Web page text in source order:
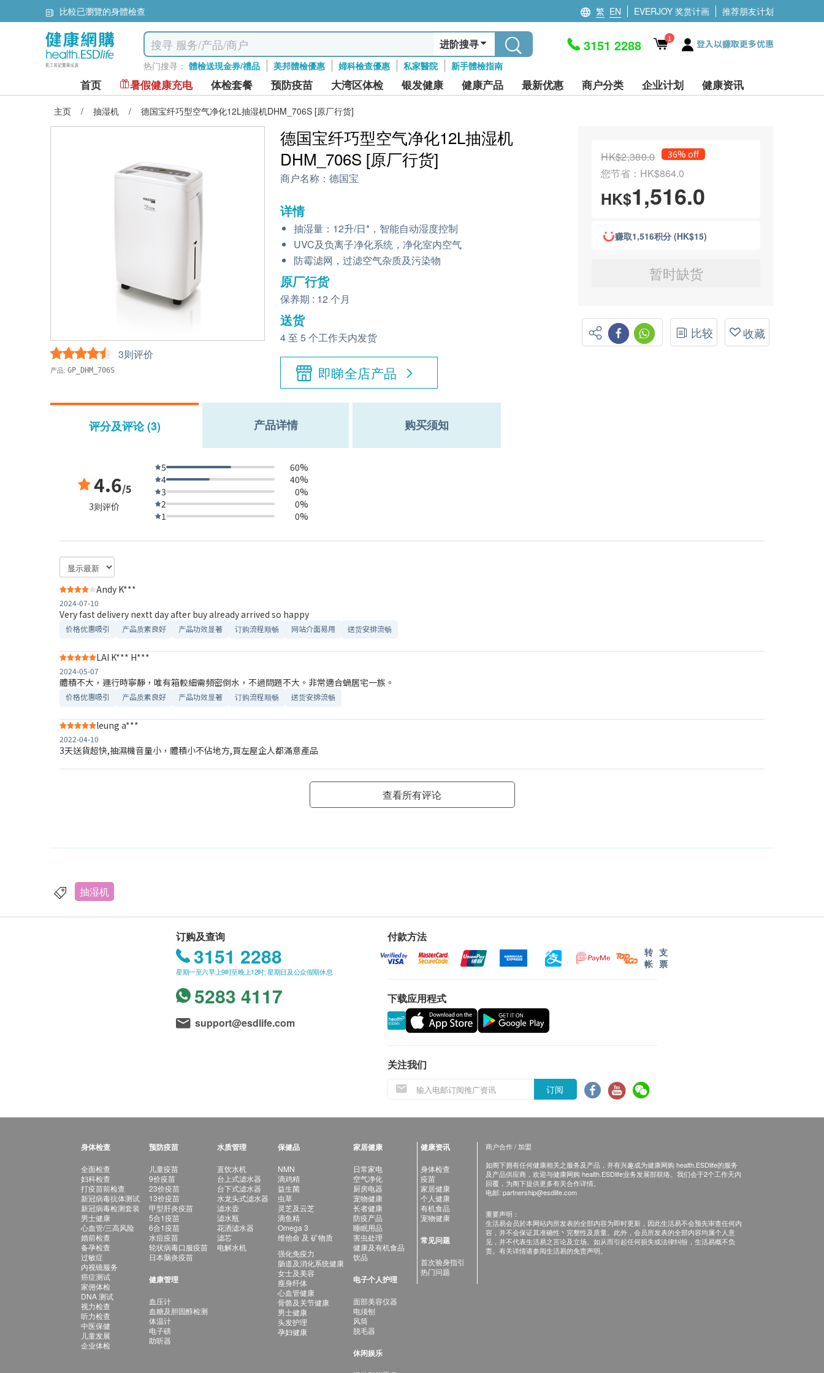
比較已瀏覽的身體檢查 繁 EN EVERJOY 奖赏计画 推荐朋友计划
进阶搜寻
热门搜寻： 體檢送現金券/禮品 美邦體檢優惠 婦科檢查優惠 私家醫院 新手體檢指南
3151 2288 1 登入以赚取更多优惠
首页 暑假健康充电 体检套餐 预防疫苗 大湾区体检 银发健康 健康产品 最新优惠 商户分类 企业计划 健康资讯
主页 / 抽湿机 / 德国宝纤巧型空气净化12L抽湿机DHM_706S [原厂行货]
3则评价
产品: GP_DHM_706S
德国宝纤巧型空气净化12L抽湿机
DHM_706S [原厂行货]
商户名称： 德国宝
详情
抽湿量：12升/日*，智能自动湿度控制
UVC及负离子净化系统，净化室内空气
防霉滤网，过滤空气杂质及污染物
原厂行货
保养期 : 12 个月
送货
4 至 5 个工作天内发货
即睇全店产品
HK$2,380.0 36% off
您节省：HK$864.0
HK$1,516.0
赚取1,516积分 (HK$15)
暂时缺货
比较 收藏
评分及评论 (3) 产品详情 购买须知
4.6/5
3则评价
5
60%
4
40%
3
0%
2
0%
1
0%
Andy K***
2024-07-10
Very fast delivery nextt day after buy already arrived so happy
价格优惠吸引 产品质素良好 产品功效显著 订购流程顺畅 网站介面易用 送货安排流畅
LAI K*** H***
2024-05-07
體積不大，運行時寧靜，唯有箱較細需頻密倒水，不過問題不大。非常適合蝸居宅一族。
价格优惠吸引 产品质素良好 产品功效显著 订购流程顺畅 送货安排流畅
leung a***
2022-04-10
3天送貨超快,抽濕機音量小，體積小不佔地方,買左屋企人都滿意產品
查看所有评论
抽湿机
订购及查询
3151 2288
星期一至六早上9时至晚上12时; 星期日及公众假期休息
5283 4117
support@esdlife.com
付款方法
转
帐
支
票
下载应用程式
关注我们
订阅
身体检查
全面检查
妇科检查
打疫苗前检查
新冠病毒抗体测试
新冠病毒检测套装
男士健康
心血管/三高风险
婚前检查
备孕检查
过敏症
内视镜服务
癌症测试
家佣体检
DNA 测试
视力检查
听力检查
中医保健
儿童发展
企业体检
预防疫苗
儿童疫苗
9价疫苗
23价疫苗
13价疫苗
甲型肝炎疫苗
5合1疫苗
6合1疫苗
水痘疫苗
轮状病毒口服疫苗
日本脑炎疫苗
健康管理
血压计
血糖及胆固醇检测
体温计
电子磅
助听器
水质管理
直饮水机
台上式滤水器
台下式滤水器
水龙头式滤水器
滤水壶
滤水瓶
花洒滤水器
滤芯
电解水机
保健品
NMN
滴鸡精
益生菌
虫草
灵芝及云芝
滴鱼精
Omega 3
维他命 及 矿物质
强化免疫力
肠道及消化系统健康
女士及美容
瘦身纤体
心血管健康
骨骼及关节健康
男士健康
头发护理
孕妇健康
家居健康
日常家电
空气净化
厨房电器
宠物健康
长者健康
防疫产品
睡眠用品
害虫处理
健康及有机食品
饮品
电子个人护理
面部美容仪器
电须刨
风筒
脱毛器
休闲娱乐
健康资讯
身体检查
疫苗
家居健康
个人健康
有机食品
宠物健康
常见问题
首次验身指引
热门问题
商户合作 / 加盟
如阁下拥有任何健康相关之服务及产品，并有兴趣成为健康网购 health.ESDlife的服务
及产品供应商，欢迎与健康网购 health.ESDlife业务发展部联络。我们会于2个工作天内
回覆，为阁下提供更多有关合作详情。
电邮: partnership@esdlife.com
重要声明：
生活易会员於本网站内所发表的全部内容为即时更新，因此生活易不会预先审查任何内
容，并不会保证其准确性丶完整性及质量。此外，会员所发表的全部内容均属个人意
见，并不代表生活易之言论及立场。如从而引起任何损失或法律纠纷，生活易概不负
责。有关详情请参阅生活易的免责声明。